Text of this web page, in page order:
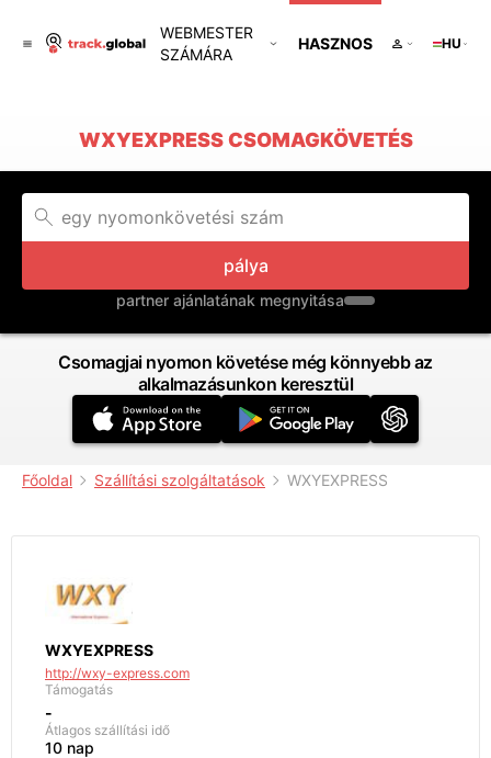
WEBMESTER
SZÁMÁRA
HASZNOS HU
WXYEXPRESS CSOMAGKÖVETÉS
pálya
partner ajánlatának megnyitása
Csomagjai nyomon követése még könnyebb az
alkalmazásunkon keresztül
Főoldal Szállítási szolgáltatások WXYEXPRESS
WXYEXPRESS
http://wxy-express.com
Támogatás
-
Átlagos szállítási idő
10 nap